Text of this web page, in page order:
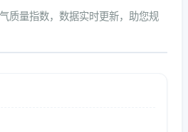
质量指数，数据实时更新，助您规